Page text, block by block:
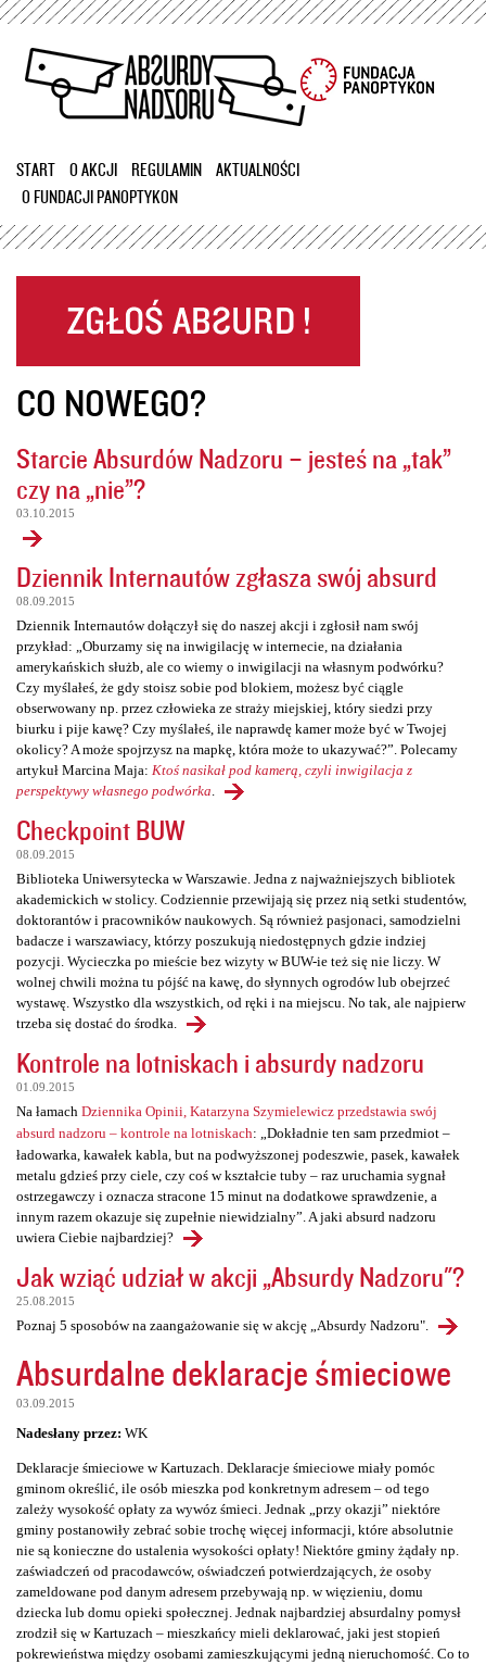
Przejdź
treści
START O AKCJI REGULAMIN
AKTUALNOŚCI
O FUNDACJI PANOPTYKON
CO NOWEGO?
Starcie Absurdów Nadzoru – jesteś na „tak”
czy na „nie”?
03.10.2015
Dziennik Internautów zgłasza swój absurd
08.09.2015
Dziennik Internautów dołączył się do naszej akcji i zgłosił nam swój
przykład: „Oburzamy się na inwigilację w internecie, na działania
amerykańskich służb, ale co wiemy o inwigilacji na własnym podwórku?
Czy myślałeś, że gdy stoisz sobie pod blokiem, możesz być ciągle
obserwowany np. przez człowieka ze straży miejskiej, który siedzi przy
biurku i pije kawę? Czy myślałeś, ile naprawdę kamer może być w Twojej
okolicy? A może spojrzysz na mapkę, która może to ukazywać?”. Polecamy
artykuł Marcina Maja: Ktoś nasikał pod kamerą, czyli inwigilacja z
perspektywy własnego podwórka
Checkpoint BUW
08.09.2015
Biblioteka Uniwersytecka w Warszawie. Jedna z najważniejszych bibliotek
akademickich w stolicy. Codziennie przewijają się przez nią setki studentów,
doktorantów i pracowników naukowych. Są również pasjonaci, samodzielni
badacze i warszawiacy, którzy poszukują niedostępnych gdzie indziej
pozycji. Wycieczka po mieście bez wizyty w BUW-ie też się nie liczy. W
wolnej chwili można tu pójść na kawę, do słynnych ogrodów lub obejrzeć
wystawę. Wszystko dla wszystkich, od ręki i na miejscu. No tak, ale najpierw
trzeba się dostać do środka.
Kontrole na lotniskach i absurdy nadzoru
01.09.2015
Na łamach Dziennika Opinii, Katarzyna Szymielewicz przedstawia swój
absurd nadzoru – kontrole na lotniskach: „Dokładnie ten sam przedmiot –
ładowarka, kawałek kabla, but na podwyższonej podeszwie, pasek, kawałek
metalu gdzieś przy ciele, czy coś w kształcie tuby – raz uruchamia sygnał
ostrzegawczy i oznacza stracone 15 minut na dodatkowe sprawdzenie, a
innym razem okazuje się zupełnie niewidzialny”. A jaki absurd nadzoru
uwiera Ciebie najbardziej?
Jak wziąć udział w akcji „Absurdy Nadzoru"?
25.08.2015
Poznaj 5 sposobów na zaangażowanie się w akcję „Absurdy Nadzoru".
Absurdalne deklaracje śmieciowe
03.09.2015
Nadesłany przez: WK
Deklaracje śmieciowe w Kartuzach. Deklaracje śmieciowe miały pomóc
gminom określić, ile osób mieszka pod konkretnym adresem – od tego
zależy wysokość opłaty za wywóz śmieci. Jednak „przy okazji” niektóre
gminy postanowiły zebrać sobie trochę więcej informacji, które absolutnie
nie są konieczne do ustalenia wysokości opłaty! Niektóre gminy żądały np.
zaświadczeń od pracodawców, oświadczeń potwierdzających, że osoby
zameldowane pod danym adresem przebywają np. w więzieniu, domu
dziecka lub domu opieki społecznej. Jednak najbardziej absurdalny pomysł
zrodził się w Kartuzach – mieszkańcy mieli deklarować, jaki jest stopień
pokrewieństwa między osobami zamieszkującymi jedną nieruchomość. Co to